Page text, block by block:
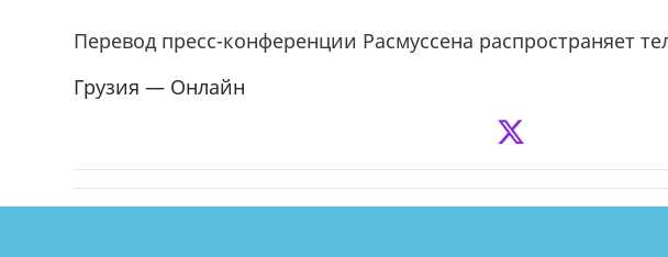
Перевод пресс-конференции Расмуссена распространяет
Грузия — Онлайн